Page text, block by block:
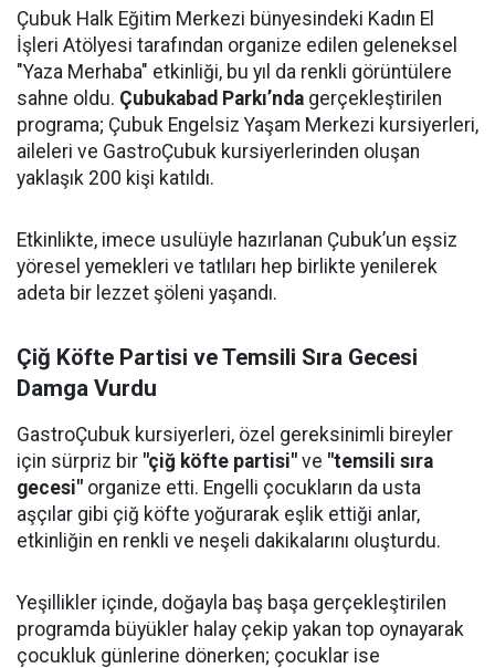
Çubuk Halk Eğitim Merkezi bünyesindeki Kadın El
İşleri Atölyesi tarafından organize edilen geleneksel
"Yaza Merhaba" etkinliği, bu yıl da renkli görüntülere
sahne oldu. Çubukabad Parkı’nda gerçekleştirilen
programa; Çubuk Engelsiz Yaşam Merkezi kursiyerleri,
aileleri ve GastroÇubuk kursiyerlerinden oluşan
yaklaşık 200 kişi katıldı.
Etkinlikte, imece usulüyle hazırlanan Çubuk’un eşsiz
yöresel yemekleri ve tatlıları hep birlikte yenilerek
adeta bir lezzet şöleni yaşandı.
Çiğ Köfte Partisi ve Temsili Sıra Gecesi
Damga Vurdu
GastroÇubuk kursiyerleri, özel gereksinimli bireyler
için sürpriz bir "çiğ köfte partisi" ve "temsili sıra
gecesi" organize etti. Engelli çocukların da usta
aşçılar gibi çiğ köfte yoğurarak eşlik ettiği anlar,
etkinliğin en renkli ve neşeli dakikalarını oluşturdu.
Yeşillikler içinde, doğayla baş başa gerçekleştirilen
programda büyükler halay çekip yakan top oynayarak
çocukluk günlerine dönerken; çocuklar ise